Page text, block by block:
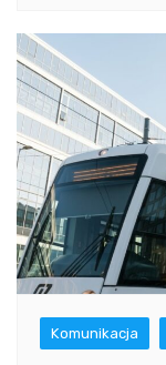
Komunikacja